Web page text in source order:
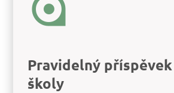
Pravidelný
školy